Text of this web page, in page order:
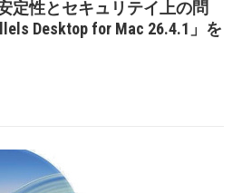
定性とセキュリテイ上の問
Desktop for Mac 26.4.1」を